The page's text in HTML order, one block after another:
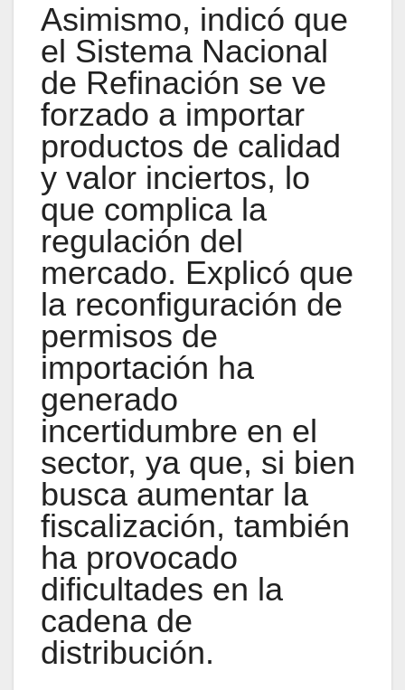
Asimismo, indicó que
el Sistema Nacional
de Refinación se ve
forzado a importar
productos de calidad
y valor inciertos, lo
que complica la
regulación del
mercado. Explicó que
la reconfiguración de
permisos de
importación ha
generado
incertidumbre en el
sector, ya que, si bien
busca aumentar la
fiscalización, también
ha provocado
dificultades en la
cadena de
distribución.